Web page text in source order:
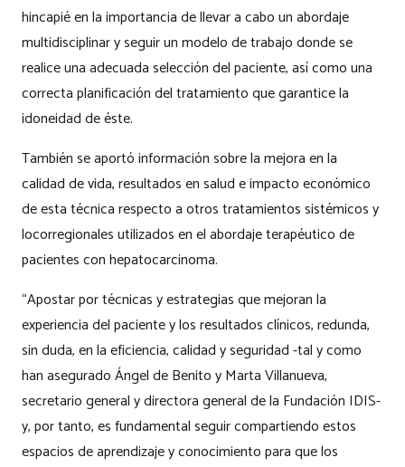
hincapié en la importancia de llevar a cabo un abordaje
multidisciplinar y seguir un modelo de trabajo donde se
realice una adecuada selección del paciente, así como una
correcta planificación del tratamiento que garantice la
idoneidad de éste.
También se aportó información sobre la mejora en la
calidad de vida, resultados en salud e impacto económico
de esta técnica respecto a otros tratamientos sistémicos y
locorregionales utilizados en el abordaje terapéutico de
pacientes con hepatocarcinoma.
“Apostar por técnicas y estrategias que mejoran la
experiencia del paciente y los resultados clínicos, redunda,
sin duda, en la eficiencia, calidad y seguridad -tal y como
han asegurado Ángel de Benito y Marta Villanueva,
secretario general y directora general de la Fundación IDIS-
y, por tanto, es fundamental seguir compartiendo estos
espacios de aprendizaje y conocimiento para que los